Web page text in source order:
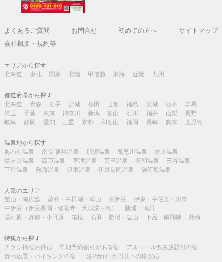
よくあるご質問 お問合せ 初めての方へ
サイトマップ
会社概要・規約等
エリアから探す
北海道
東北 関東 北陸 甲信越 東海 近畿 九州
都道府県から探す
北海道
青森 岩手 宮城 秋田 山形 福島 茨城 栃木
群馬
埼玉
千葉 東京 神奈川 新潟 富山 石川 福井 山梨
長野
岐阜
静岡 愛知 三重 京都 和歌山 福岡 長崎 熊本 鹿児島
温泉地から探す
あわら温泉
南信 蓼科温泉 那須温泉 鬼怒川温泉
水上温泉
猿ヶ京温泉
四万温泉 草津温泉 万座温泉 石和温泉
三谷温泉
下呂温泉
熱海温泉 伊東温泉 伊豆長岡温泉 湯河原温泉
人気のエリア
館山・南房総
蓼科・白樺湖・車山 東伊豆
伊東・宇佐美・川奈
中伊豆（伊豆長岡・修善寺・天城湯ヶ島）
勝浦・鴨川
湯河原・真鶴・小田原
箱根 石和・勝沼・塩山 下呂・南飛騨 熱海
特集から探す
チラシ掲載お得宿
早期予約割引がある宿
アルコール飲み放題付の宿
食べ放題・バイキングの宿
1泊2食付1万円以下の格安宿